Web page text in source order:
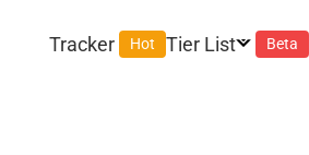
Tracker Hot Tier List Beta